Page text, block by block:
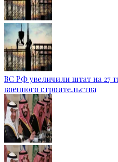
ВС РФ увеличили штат на 27
военного строительства